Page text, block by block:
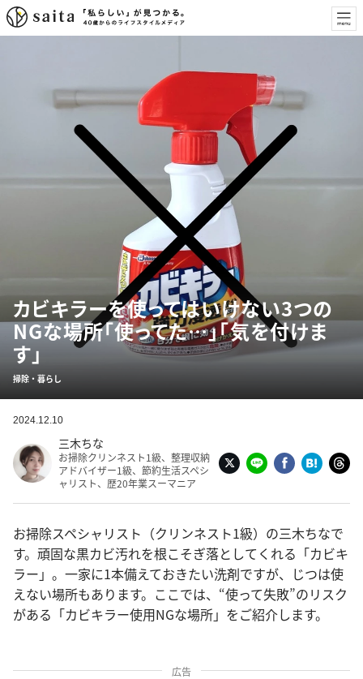
カビキラーを使ってはいけない3つの
NGな場所「使ってた…」「気を付けま
す」
掃除・暮らし
2024.12.10
三木ちな
お掃除クリンネスト1級、整理収納
アドバイザー1級、節約生活スペシ
ャリスト、歴20年業スーマニア
お掃除スペシャリスト（クリンネスト1級）の三木ちなで
す。頑固な黒カビ汚れを根こそぎ落としてくれる「カビキ
ラー」。一家に1本備えておきたい洗剤ですが、じつは使
えない場所もあります。ここでは、“使って失敗”のリスク
がある「カビキラー使用NGな場所」をご紹介します。
広告